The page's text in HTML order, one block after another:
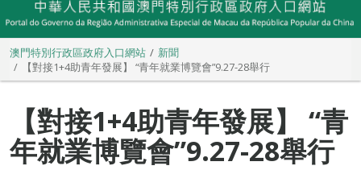
澳門特別行政區政府入口網站
新聞
【對接1+4助青年發展】 “青年就業博覽會”9.27-28舉行
【對接1+4助青年發展】 “青
年就業博覽會”9.27-28舉行